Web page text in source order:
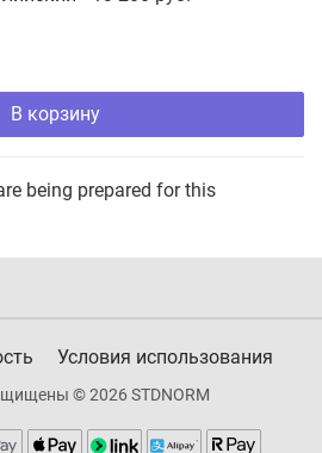
В корзину
being prepared for this
Условия использования
© 2026 STDNORM